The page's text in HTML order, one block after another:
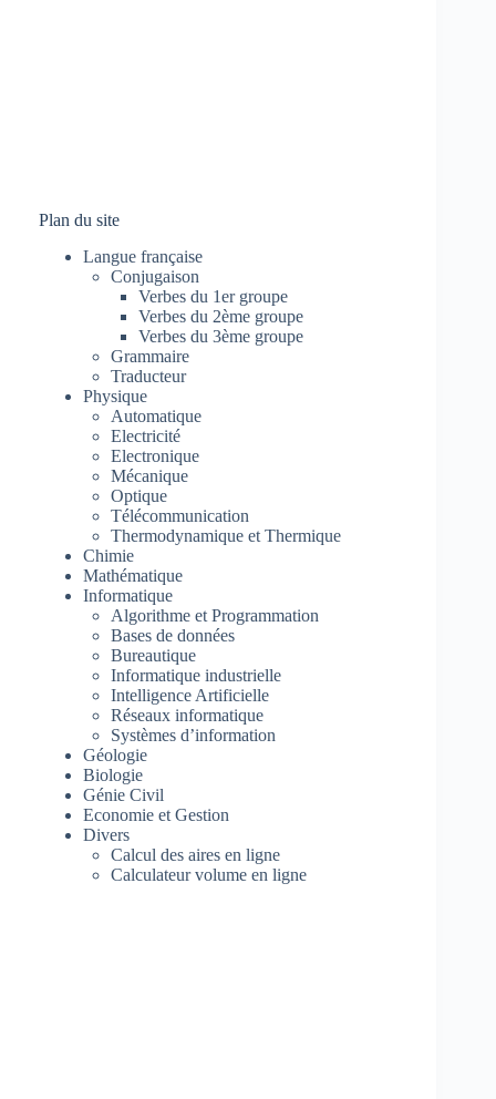
Plan du site
Langue française
Conjugaison
Verbes du 1er groupe
Verbes du 2ème groupe
Verbes du 3ème groupe
Grammaire
Traducteur
Physique
Automatique
Electricité
Electronique
Mécanique
Optique
Télécommunication
Thermodynamique et Thermique
Chimie
Mathématique
Informatique
Algorithme et Programmation
Bases de données
Bureautique
Informatique industrielle
Intelligence Artificielle
Réseaux informatique
Systèmes d’information
Géologie
Biologie
Génie Civil
Economie et Gestion
Divers
Calcul des aires en ligne
Calculateur volume en ligne